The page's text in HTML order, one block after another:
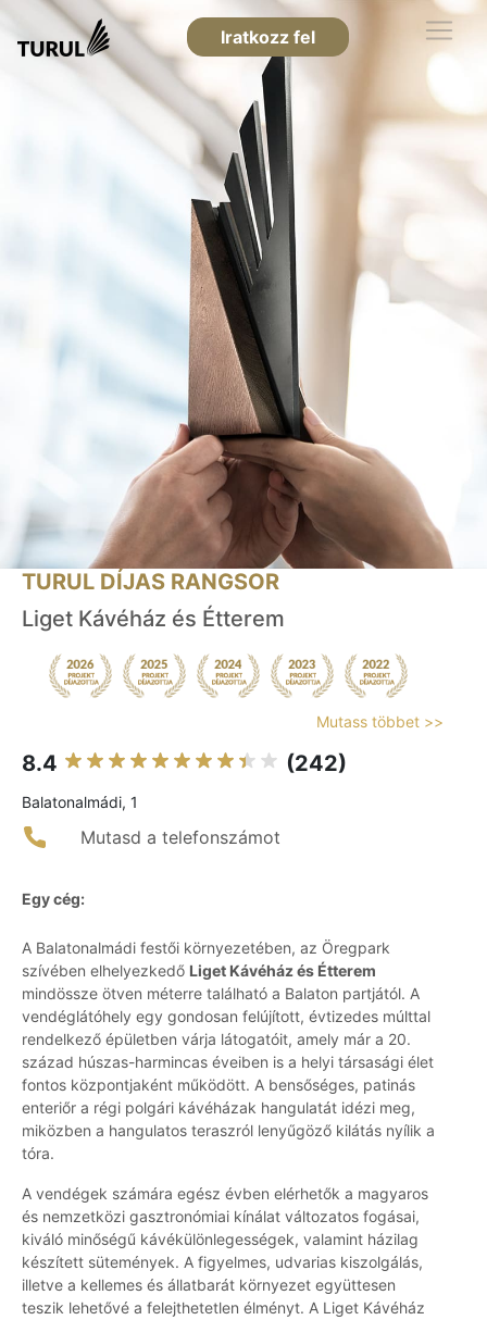
Iratkozz fel
TURUL DÍJAS RANGSOR
Liget Kávéház és Étterem
Mutass többet >>
8.4 (242)
Balatonalmádi, 1
Mutasd a telefonszámot
Egy cég:
A Balatonalmádi festői környezetében, az Öregpark
szívében elhelyezkedő Liget Kávéház és Étterem
mindössze ötven méterre található a Balaton partjától. A
vendéglátóhely egy gondosan felújított, évtizedes múlttal
rendelkező épületben várja látogatóit, amely már a 20.
század húszas-harmincas éveiben is a helyi társasági élet
fontos központjaként működött. A bensőséges, patinás
enteriőr a régi polgári kávéházak hangulatát idézi meg,
miközben a hangulatos teraszról lenyűgöző kilátás nyílik a
tóra.
A vendégek számára egész évben elérhetők a magyaros
és nemzetközi gasztronómiai kínálat változatos fogásai,
kiváló minőségű kávékülönlegességek, valamint házilag
készített sütemények. A figyelmes, udvarias kiszolgálás,
illetve a kellemes és állatbarát környezet együttesen
teszik lehetővé a felejthetetlen élményt. A Liget Kávéház